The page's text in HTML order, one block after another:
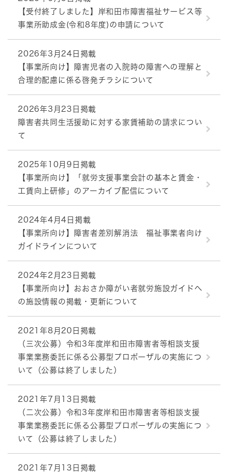
【受付終了しました】岸和田市障害福祉サービス等
事業所助成金(令和8年度)の申請について
2026年3月24日掲載
【事業所向け】障害児者の入院時の障害への理解と
合理的配慮に係る啓発チラシについて
2026年3月23日掲載
障害者共同生活援助に対する家賃補助の請求につい
て
2025年10月9日掲載
【事業所向け】「就労支援事業会計の基本と賃金・
工賃向上研修」のアーカイブ配信について
2024年4月4日掲載
【事業所向け】障害者差別解消法 福祉事業者向け
ガイドラインについて
2024年2月23日掲載
【事業所向け】おおさか障がい者就労施設ガイドへ
の施設情報の掲載・更新について
2021年8月20日掲載
（三次公募）令和3年度岸和田市障害者等相談支援
事業業務委託に係る公募型プロポーザルの実施につ
いて（公募は終了しました）
2021年7月13日掲載
（二次公募）令和3年度岸和田市障害者等相談支援
事業業務委託に係る公募型プロポーザルの実施につ
いて（公募は終了しました）
2021年7月13日掲載